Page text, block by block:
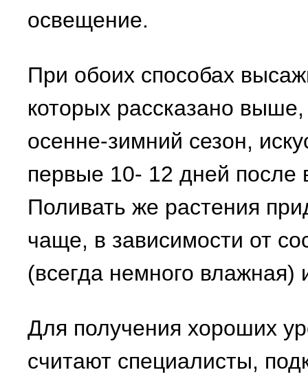
освещение.
При обоих способах
которых рассказано
осенне-зимний сезон,
первые 10- 12 дней после
Поливать же растения
чаще, в зависимости от
(всегда немного влажная)
Для получения хороших
считают специалисты,